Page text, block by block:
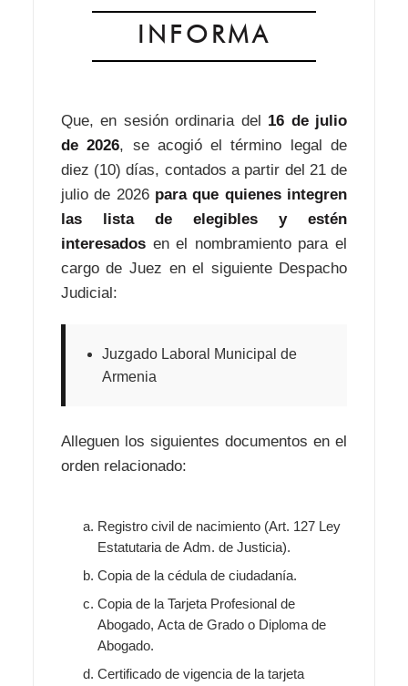
INFORMA
Que, en sesión ordinaria del 16 de julio
de 2026, se acogió el término legal de
diez (10) días, contados a partir del 21 de
julio de 2026 para que quienes integren
las lista de elegibles y estén
interesadosen el nombramiento para el
cargo de Juez en el siguiente Despacho
Judicial:
Juzgado Laboral Municipal de
Armenia
Alleguen los siguientes documentos en el
orden relacionado:
Registro civil de nacimiento (Art. 127 Ley
Estatutaria de Adm. de Justicia).
Copia de la cédula de ciudadanía.
Copia de la Tarjeta Profesional de
Abogado, Acta de Grado o Diploma de
Abogado.
Certificado de vigencia de la tarjeta